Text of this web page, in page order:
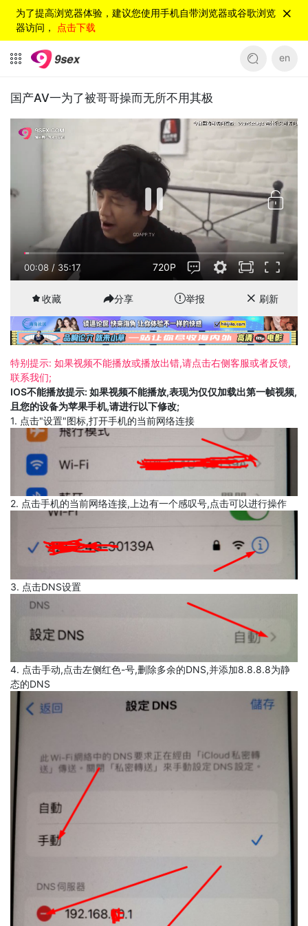
为了提高浏览器体验，建议您使用手机自带浏览器或谷歌浏览
器访问， 点击下载
en
国产AV一为了被哥哥操而无所不用其极
00:08 / 35:17 720P
收藏 分享 举报 刷新
特别提示: 如果视频不能播放或播放出错,请点击右侧客服或者反馈,
联系我们;
IOS不能播放提示: 如果视频不能播放,表现为仅仅加载出第一帧视频,
且您的设备为苹果手机,请进行以下修改;
1. 点击"设置"图标,打开手机的当前网络连接
2. 点击手机的当前网络连接,上边有一个感叹号,点击可以进行操作
3. 点击DNS设置
4. 点击手动,点击左侧红色-号,删除多余的DNS,并添加8.8.8.8为静
态的DNS